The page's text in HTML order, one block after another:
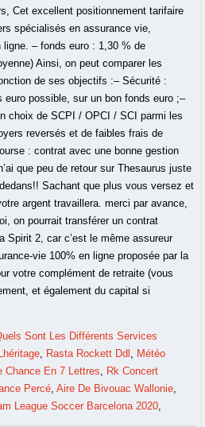
Sont Les Différents Services
, Rasta Rockett Ddl , Météo
Chance En 7 Lettres, Rk Concert
Percé,Aire De Bivouac Wallonie,
League Soccer Barcelona 2020,